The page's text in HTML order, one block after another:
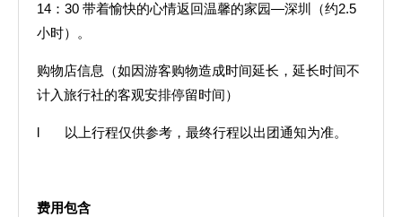
14：30 带着愉快的心情返回温馨的家园—深圳（约2.5
小时）。
购物店信息（如因游客购物造成时间延长，延长时间不
计入旅行社的客观安排停留时间）
l 以上行程仅供参考，最终行程以出团通知为准。
费用包含